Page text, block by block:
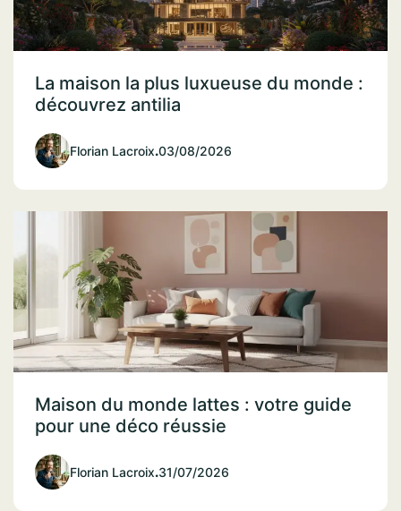
La maison la plus luxueuse du monde :
découvrez antilia
Florian Lacroix.03/08/2026
Maison du monde lattes : votre guide
pour une déco réussie
Florian Lacroix.31/07/2026